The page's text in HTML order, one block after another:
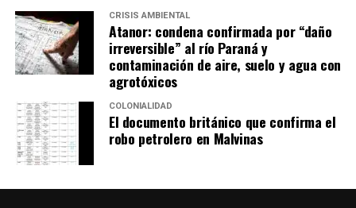
CRISIS AMBIENTAL
Atanor: condena confirmada por “daño
irreversible” al río Paraná y
contaminación de aire, suelo y agua con
agrotóxicos
COLONIALIDAD
El documento británico que confirma el
robo petrolero en Malvinas